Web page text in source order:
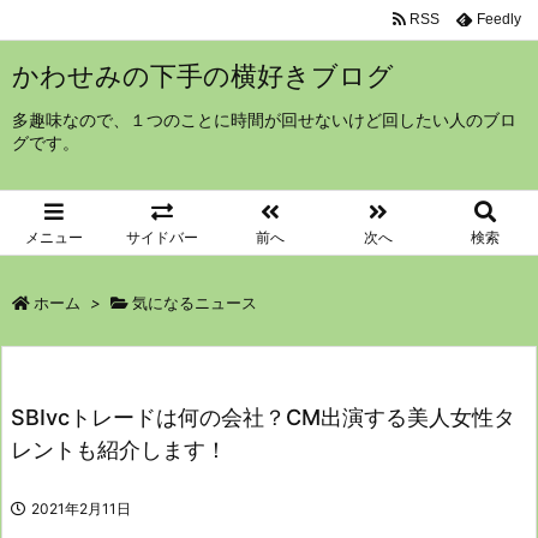
かわせみの下手の横好きブログ
多趣味なので、１つのことに時間が回せないけど回したい人のブロ
グです。
メニュー サイドバー 前へ 次へ 検索
RSS Feedly
ホーム > 気になるニュース
SBIvcトレードは何の会社？CM出演する美人女性タ
レントも紹介します！
2021年2月11日